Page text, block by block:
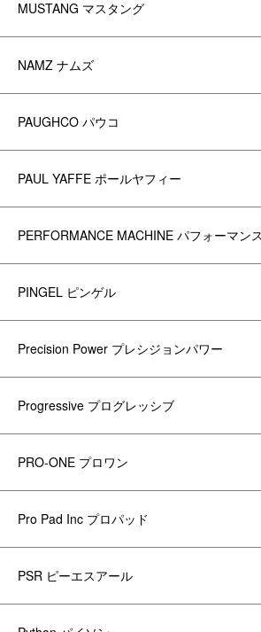
MUSTANG マスタング
NAMZ ナムズ
PAUGHCO パウコ
PAUL YAFFE ポールヤフィー
PERFORMANCE MACHINE パフォーマン
PINGEL ピンゲル
Precision Power プレシジョンパワー
Progressive プログレッシブ
PRO-ONE プロワン
Pro Pad Inc プロパッド
PSR ピーエスアール